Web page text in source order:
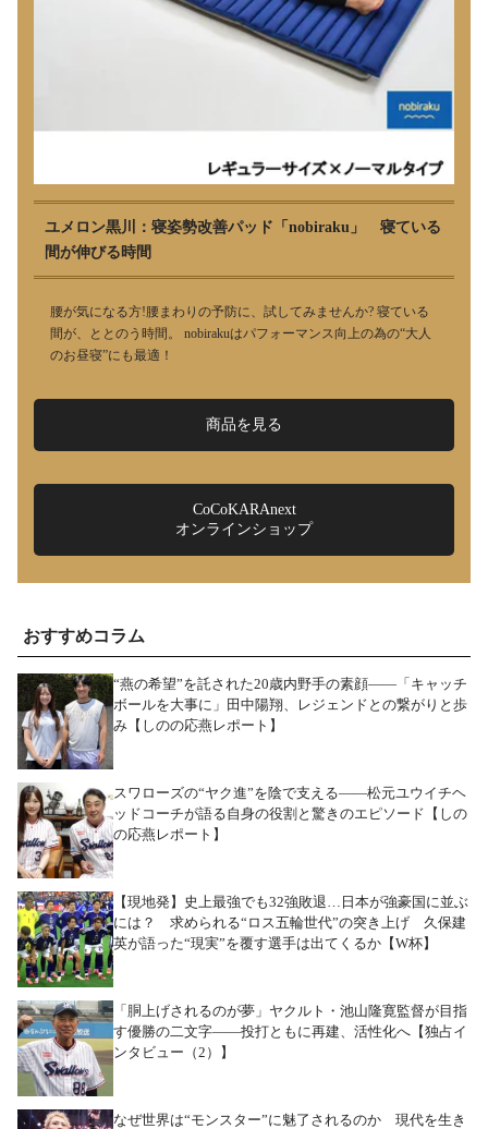
ユメロン黒川：寝姿勢改善パッド「nobiraku」 寝ている
間が伸びる時間
腰が気になる方!腰まわりの予防に、試してみませんか? 寝ている
間が、ととのう時間。 nobirakuはパフォーマンス向上の為の“大人
のお昼寝”にも最適！
商品を見る
CoCoKARAnext
オンラインショップ
おすすめコラム
“燕の希望”を託された20歳内野手の素顔――「キャッチ
ボールを大事に」田中陽翔、レジェンドとの繋がりと歩
み【しのの応燕レポート】
スワローズの“ヤク進”を陰で支える――松元ユウイチヘ
ッドコーチが語る自身の役割と驚きのエピソード【しの
の応燕レポート】
【現地発】史上最強でも32強敗退…日本が強豪国に並ぶ
には？ 求められる“ロス五輪世代”の突き上げ 久保建
英が語った“現実”を覆す選手は出てくるか【W杯】
「胴上げされるのが夢」ヤクルト・池山隆寛監督が目指
す優勝の二文字――投打ともに再建、活性化へ【独占イ
ンタビュー（2）】
なぜ世界は“モンスター”に魅了されるのか 現代を生き